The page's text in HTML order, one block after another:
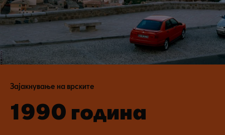
Зајакнување на врските
1990 година